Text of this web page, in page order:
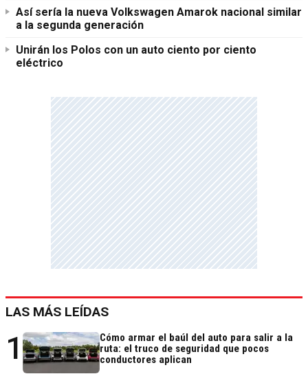
Así sería la nueva Volkswagen Amarok nacional similar
a la segunda generación
Unirán los Polos con un auto ciento por ciento
eléctrico
LAS MÁS LEÍDAS
1
Cómo armar el baúl del auto para salir a la
ruta: el truco de seguridad que pocos
conductores aplican